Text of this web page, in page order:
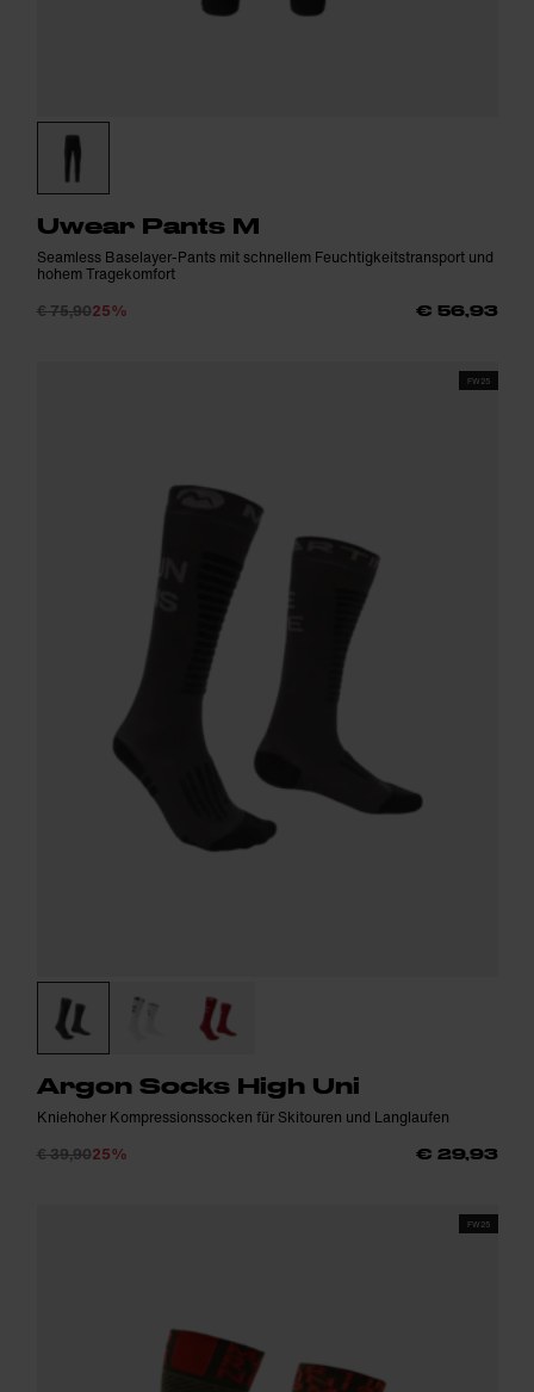
Uwear Pants M
Seamless Baselayer-Pants mit schnellem Feuchtigkeitstransport und
hohem Tragekomfort
€ 75,9025% € 56,93
FW25
Argon Socks High Uni
Kniehoher Kompressionssocken für Skitouren und Langlaufen
€ 39,9025% € 29,93
FW25